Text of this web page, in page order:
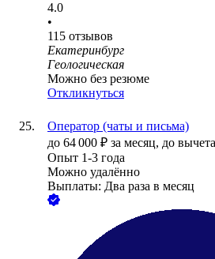
4.0
•
115 отзывов
Екатеринбург
Геологическая
Можно без резюме
Откликнуться
Оператор (чаты и письма)
до 64 000 ₽ за месяц, до
Опыт 1-3 года
Можно удалённо
Выплаты: Два раза в месяц